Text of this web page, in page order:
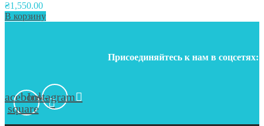
₴1,550.00
В корзину
Присоединяйтесь к нам в соцсетях:
square
Instagram